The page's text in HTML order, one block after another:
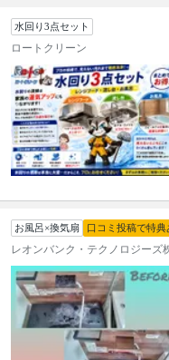
水回り3点セット
ロートクリーン
お風呂×換気扇 口コミ投稿で特典
レオンバンク・テクノロジーズ